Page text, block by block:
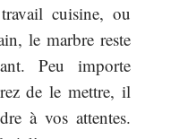
cuisine, ou
le marbre reste
Peu importe
de le mettre, il
à vos attentes.